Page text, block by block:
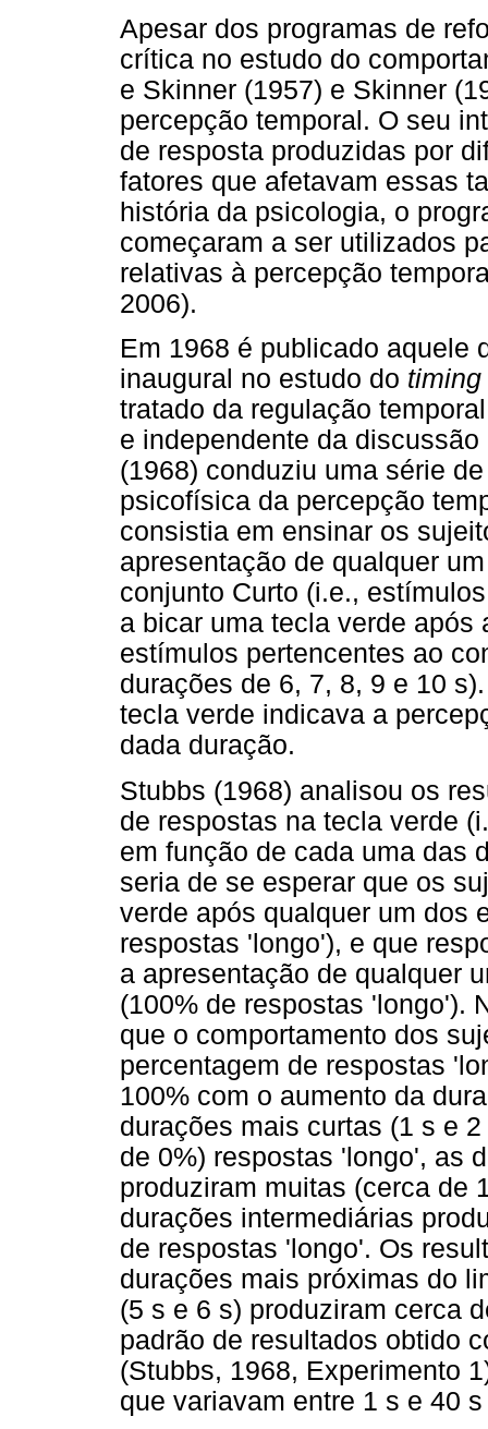
Apesar dos programas de
crítica no estudo do
e Skinner (1957) e Skinner
percepção temporal. O seu
de resposta produzidas por
fatores que afetavam essas
história da psicologia, o
começaram a ser utilizados
relativas à percepção
2006).
Em 1968 é publicado aquele
inaugural no estudo do
tratado da regulação
e independente da
(1968) conduziu uma série
psicofísica da percepção
consistia em ensinar os
apresentação de qualquer
conjunto Curto (i.e.,
a bicar uma tecla verde após
estímulos pertencentes ao
durações de 6, 7, 8, 9 e 10
tecla verde indicava a
dada duração.
Stubbs (1968) analisou os
de respostas na tecla verde
em função de cada uma das
seria de se esperar que os
verde após qualquer um dos
respostas 'longo'), e que
a apresentação de qualquer
(100% de respostas 'longo').
que o comportamento dos
percentagem de respostas
100% com o aumento da
durações mais curtas (1 s e
de 0%) respostas 'longo', as
produziram muitas (cerca de
durações intermediárias
de respostas 'longo'. Os
durações mais próximas do
(5 s e 6 s) produziram cerca
padrão de resultados obtido
(Stubbs, 1968, Experimento
que variavam entre 1 s e 40